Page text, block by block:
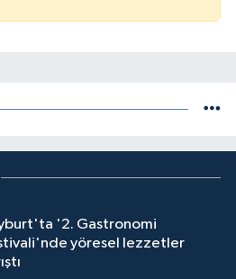
'2. Gastronomi
yöresel lezzetler